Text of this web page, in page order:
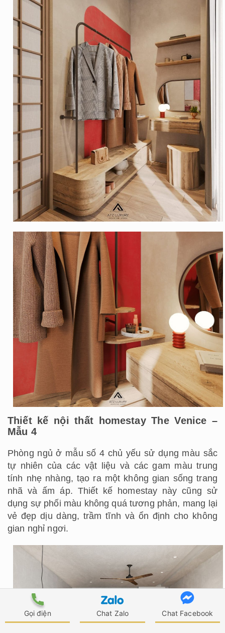
Gọi điện Chat Zalo Chat Facebook
Thiết kế nội thất homestay The Venice –
Mẫu 4
Phòng ngủ ở mẫu số 4 chủ yếu sử dụng màu sắc
tự nhiên của các vật liệu và các gam màu trung
tính nhẹ nhàng, tạo ra một không gian sống trang
nhã và ấm áp. Thiết kế homestay này cũng sử
dụng sự phối màu không quá tương phản, mang lại
vẻ đẹp dịu dàng, trầm tĩnh và ổn định cho không
gian nghỉ ngơi.